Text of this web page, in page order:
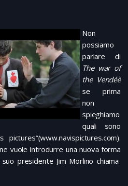
Non
possiamo
parlare di
The war of
the Vendéè
se prima
non
spieghiamo
quali sono
vuole introdurre una nuova forma
presidente Jim Morlino chiama